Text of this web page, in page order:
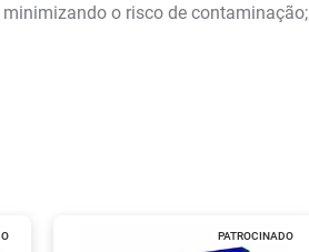
o risco de contaminação;
PATROCINADO